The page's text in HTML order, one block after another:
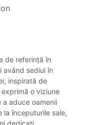
de referință în
având sediul în
inspirată de
o viziune
aduce oamenii
la începuturile sale,
dedicați,